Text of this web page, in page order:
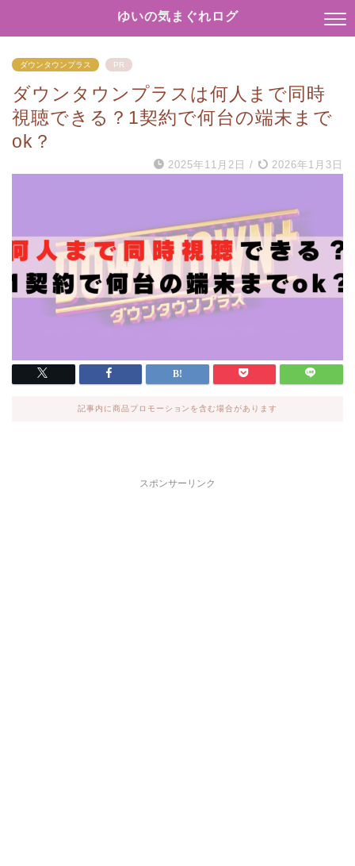
ゆいの気まぐれログ
ダウンタウンプラス PR
ダウンタウンプラスは何人まで同時
視聴できる？1契約で何台の端末まで
ok？
2025年11月2日 / 2026年1月3日
記事内に商品プロモーションを含む場合があります
スポンサーリンク